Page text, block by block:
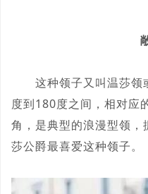
这种领子又叫温莎领
度到180度之间，相对应
角，是典型的浪漫型领
莎公爵最喜爱这种领子。